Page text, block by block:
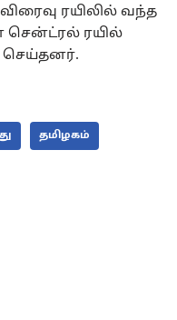
ரயிலில் வந்த
ரயில்
செய்தனர்.
தமிழகம்